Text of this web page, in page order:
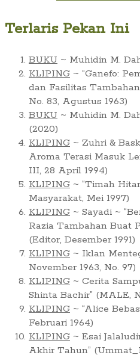
Terlaris Pekan Ini
BUKU ~ Muhidin M.
KLIPING ~ “Ganefo:
dan Fasilitas
No. 83, Agustus 1963)
BUKU ~ Muhidin M.
(2020)
KLIPING ~ Zuhri &
Aroma Terasi Masuk
III, 28 April 1994)
KLIPING ~ “Timah
Masyarakat, Mei 1997)
KLIPING ~ Sayadi ~
Razia Tambahan Buat
(Editor, Desember 1991)
KLIPING ~ Iklan
November 1963, No. 97)
KLIPING ~ Cerita
Shinta Bachir” (MALE,
KLIPING ~ “Alice
Februari 1964)
KLIPING ~ Esai
Akhir Tahun”